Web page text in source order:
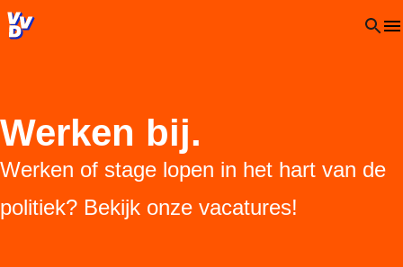
VVD.nl - Ga naar de homepage Open
Werken bij.
Werken of stage lopen in het hart van de
politiek? Bekijk onze vacatures!